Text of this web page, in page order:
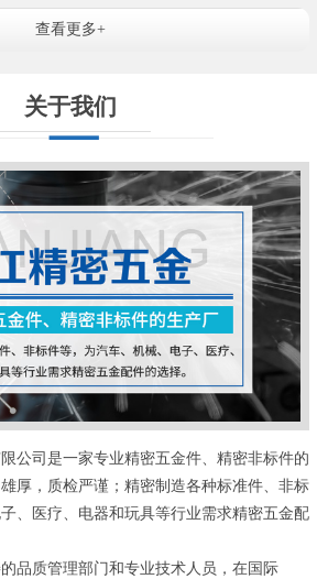
查看更多+
关于我们
司是一家专业精密五金件、精密非标件的
厚，质检严谨；精密制造各种标准件、非标
、医疗、电器和玩具等行业需求精密五金配
质管理部门和专业技术人员，在国际